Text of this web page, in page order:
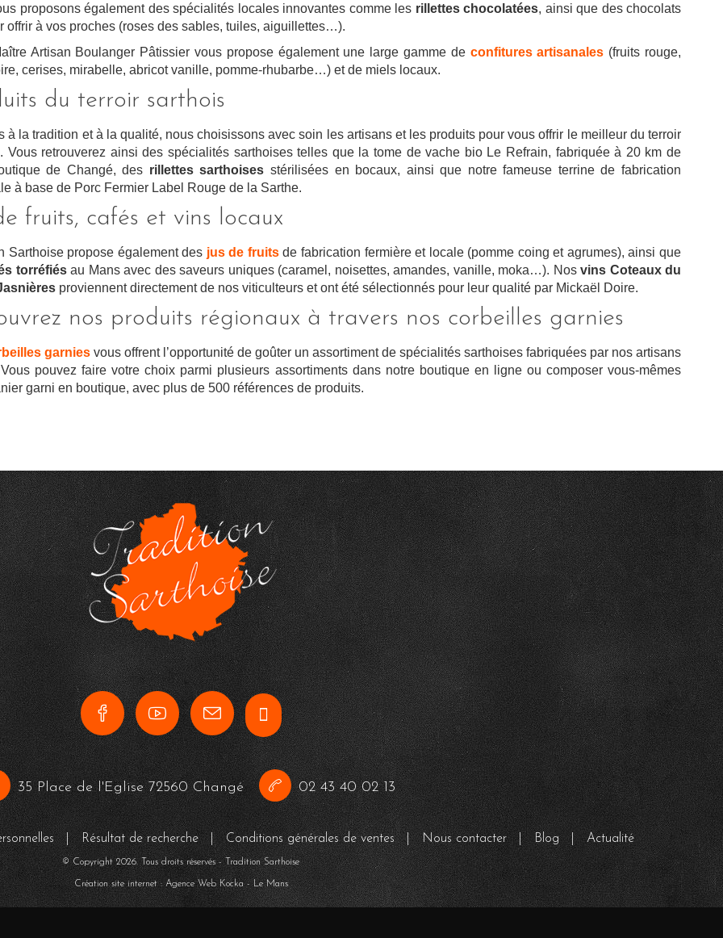
proposons également des spécialités locales innovantes comme les rillettes chocolatées, ainsi que des chocolats
offrir à vos proches (roses des sables, tuiles, aiguillettes…).
Artisan Boulanger Pâtissier vous propose également une large gamme de confitures artisanales (fruits rouge,
cerises, mirabelle, abricot vanille, pomme-rhubarbe…) et de miels locaux.
du terroir sarthois
à la tradition et à la qualité, nous choisissons avec soin les artisans et les produits pour vous offrir le meilleur du terroir
Vous retrouverez ainsi des spécialités sarthoises telles que la tome de vache bio Le Refrain, fabriquée à 20 km de
de Changé, des rillettes sarthoises stérilisées en bocaux, ainsi que notre fameuse terrine de fabrication
à base de Porc Fermier Label Rouge de la Sarthe.
fruits, cafés et vins locaux
Sarthoise propose également des jus de fruitsde fabrication fermière et locale (pomme coing et agrumes), ainsi que
torréfiésau Mans avec des saveurs uniques (caramel, noisettes, amandes, vanille, moka…). Nosvins Coteaux du
proviennent directement de nos viticulteurs et ont été sélectionnés pour leur qualité par Mickaël Doire.
nos produits régionaux à travers nos corbeilles garnies
garnies vous offrent l’opportunité de goûter un assortiment de spécialités sarthoises fabriquées par nos artisans
pouvez faire votre choix parmi plusieurs assortiments dans notre boutique en ligne ou composer vous-mêmes
garni en boutique, avec plus de 500 références de produits.
35 Place de l'Eglise 72560 Changé 02 43 40 02 13
| Résultat de recherche| Conditions générales de ventes| Nous contacter| Blog| Actualité
© Copyright2026. Tous droits réservés - Tradition Sarthoise
Création site internet : Agence WebKocka- Le Mans